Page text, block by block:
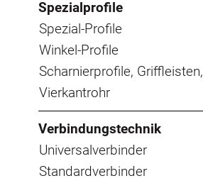
Spezialprofile
Spezial-Profile
Winkel-Profile
Scharnierprofile, Griffleisten,
Vierkantrohr
Verbindungstechnik
Universalverbinder
Standardverbinder